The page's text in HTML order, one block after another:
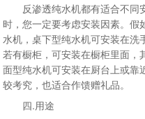
反渗透纯水机都有适合不同
时，您一定要考虑安装因素。
水机，桌下型纯水机可安装在
若有橱柜，可安装在橱柜里面，
面型纯水机可安装在厨台上或靠
较考究，也适合作馈赠礼品。
四.用途